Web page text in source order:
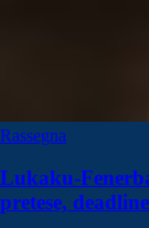
Rassegna
Lukaku-
pretese,